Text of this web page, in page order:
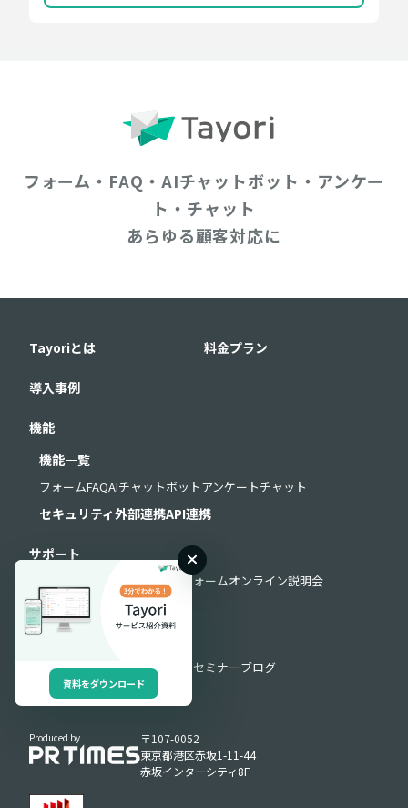
フォーム・FAQ・AIチャットボット・アンケー
ト・チャット
あらゆる顧客対応に
Tayoriとは 料金プラン
導入事例
機能
機能一覧
フォームFAQAIチャットボットアンケートチャット
セキュリティ外部連携API連携
サポート
お問い合わせフォームオンライン説明会
導入・運用サポート
お役立ち情報
お役立ち資料動画ライブラリ セミナーブログ
Produced by
〒107-0052
東京都港区赤坂1-11-44
赤坂インターシティ8F
資料をダウンロード